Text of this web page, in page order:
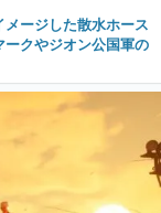
ージした散水ホース
クやジオン公国軍の